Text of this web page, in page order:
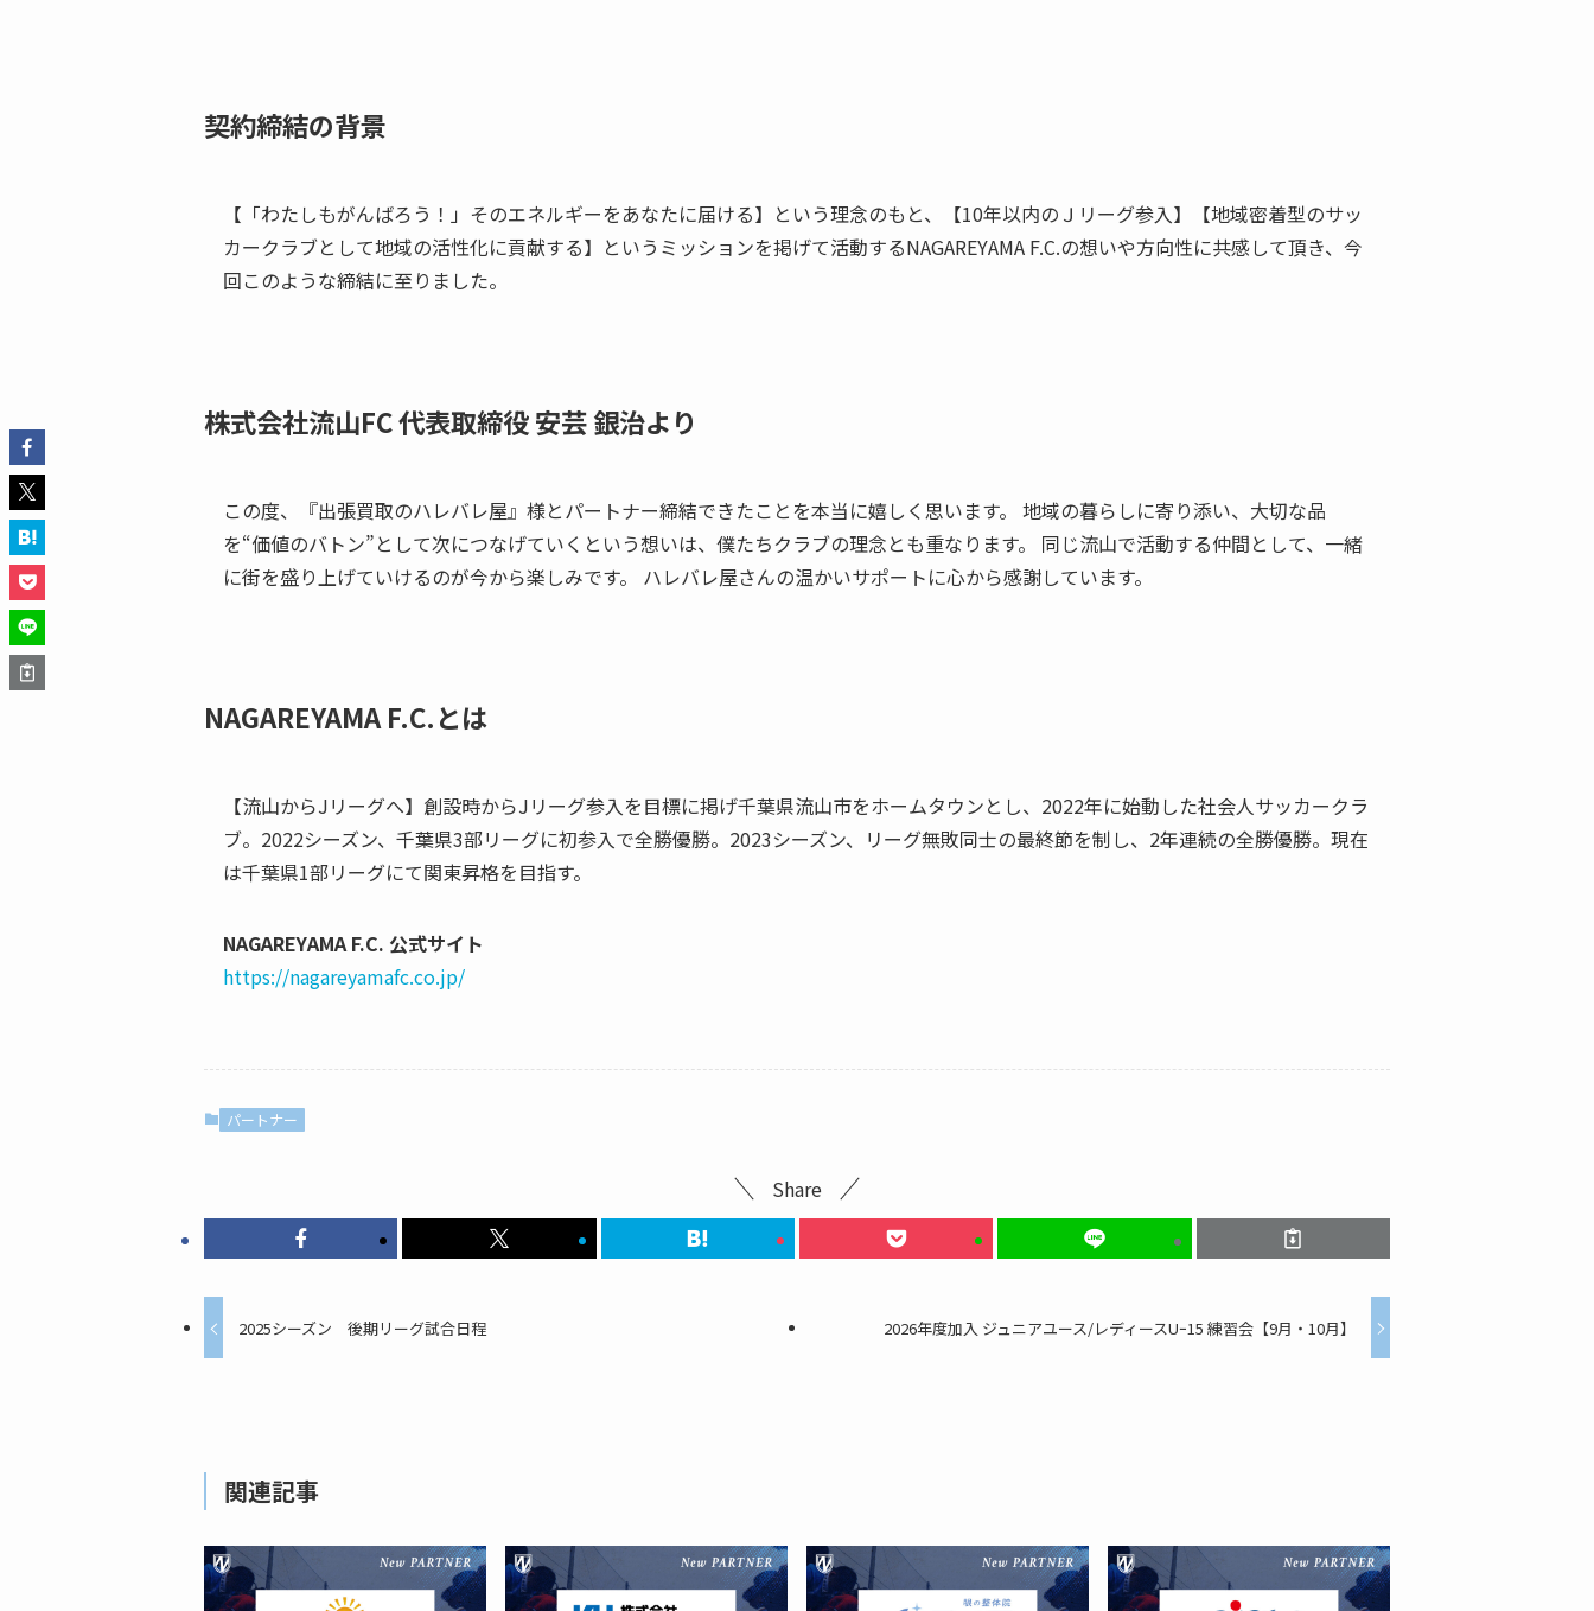
契約締結の背景
【「わたしもがんばろう！」そのエネルギーをあなたに届ける】という理念のもと、【10年以内のＪリーグ参入】【地域密着型のサッ
カークラブとして地域の活性化に貢献する】というミッションを掲げて活動するNAGAREYAMA F.C.の想いや方向性に共感して頂き、今
回このような締結に至りました。
株式会社流山FC 代表取締役 安芸 銀治より
この度、『出張買取のハレバレ屋』様とパートナー締結できたことを本当に嬉しく思います。 地域の暮らしに寄り添い、大切な品
を“価値のバトン”として次につなげていくという想いは、僕たちクラブの理念とも重なります。 同じ流山で活動する仲間として、一緒
に街を盛り上げていけるのが今から楽しみです。 ハレバレ屋さんの温かいサポートに心から感謝しています。
NAGAREYAMA F.C.とは
【流山からJリーグへ】創設時からJリーグ参入を目標に掲げ千葉県流山市をホームタウンとし、2022年に始動した社会人サッカークラ
ブ。2022シーズン、千葉県3部リーグに初参入で全勝優勝。2023シーズン、リーグ無敗同士の最終節を制し、2年連続の全勝優勝。現在
は千葉県1部リーグにて関東昇格を目指す。
NAGAREYAMA F.C. 公式サイト
https://nagareyamafc.co.jp/
パートナー
Share
2025シーズン 後期リーグ試合日程 2026年度加入 ジュニアユース/レディースUｰ15 練習会【9月・10月】
関連記事